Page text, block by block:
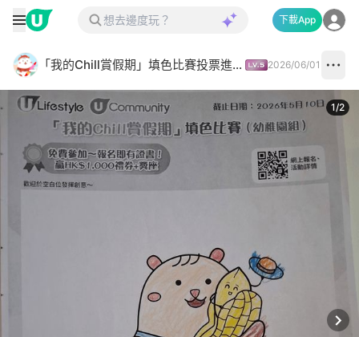
下載App
「我的Chill賞假期」填色比賽投票進行中✅ 2026/06/01
1/2